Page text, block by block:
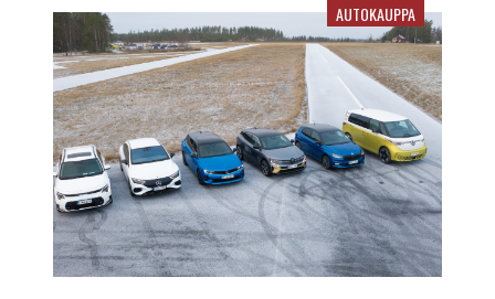
Vuoden
Auto
Suomessa
2023
-
finalistit
AUTOKAUPPA